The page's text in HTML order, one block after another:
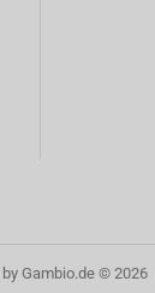
by Gambio.de © 2026